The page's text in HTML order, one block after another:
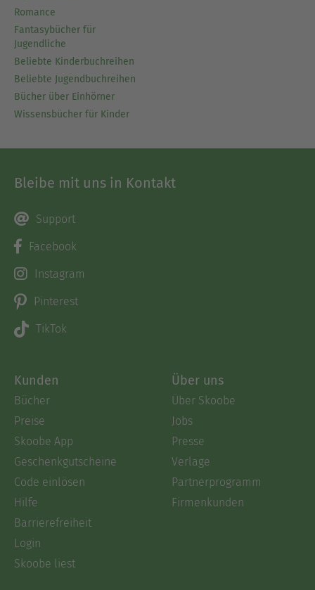
Romance
Fantasybücher für
Jugendliche
Beliebte Kinderbuchreihen
Beliebte Jugendbuchreihen
Bücher über Einhörner
Wissensbücher für Kinder
Bleibe mit uns in Kontakt
Support
Facebook
Instagram
Pinterest
TikTok
Kunden
Bücher
Preise
Skoobe App
Geschenkgutscheine
Code einlösen
Hilfe
Barrierefreiheit
Login
Skoobe liest
Über uns
Über Skoobe
Jobs
Presse
Verlage
Partnerprogramm
Firmenkunden